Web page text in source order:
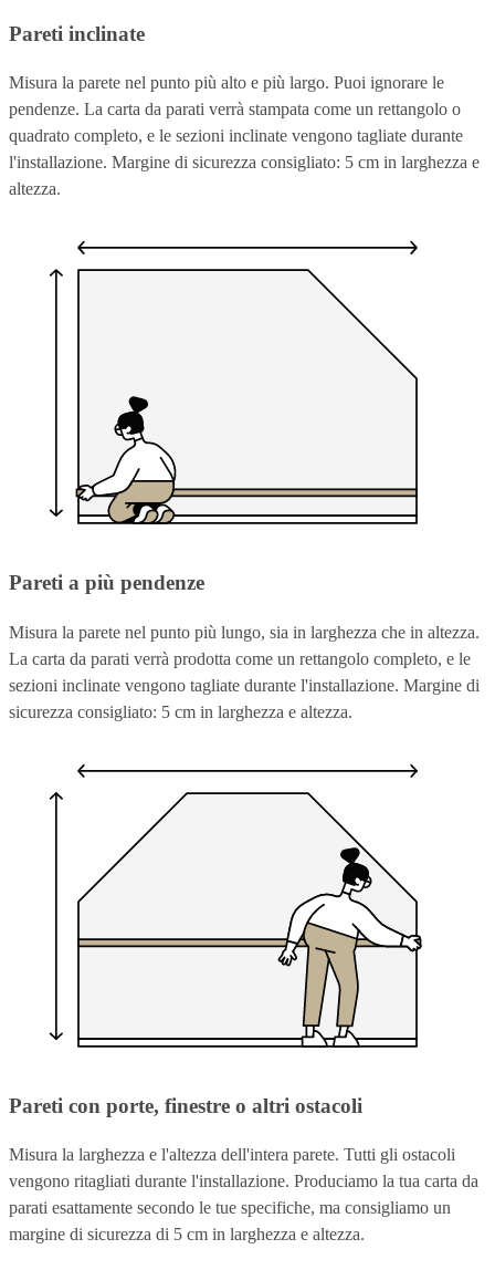
Pareti inclinate
Misura la parete nel punto più alto e più largo. Puoi ignorare le
pendenze. La carta da parati verrà stampata come un rettangolo o
quadrato completo, e le sezioni inclinate vengono tagliate durante
l'installazione. Margine di sicurezza consigliato: 5 cm in larghezza e
altezza.
Pareti a più pendenze
Misura la parete nel punto più lungo, sia in larghezza che in altezza.
La carta da parati verrà prodotta come un rettangolo completo, e le
sezioni inclinate vengono tagliate durante l'installazione. Margine di
sicurezza consigliato: 5 cm in larghezza e altezza.
Pareti con porte, finestre o altri ostacoli
Misura la larghezza e l'altezza dell'intera parete. Tutti gli ostacoli
vengono ritagliati durante l'installazione. Produciamo la tua carta da
parati esattamente secondo le tue specifiche, ma consigliamo un
margine di sicurezza di 5 cm in larghezza e altezza.